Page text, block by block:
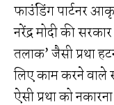
फाउंडिंग पार्टनर
नरेंद्र मोदी की
तलाक’ जैसी प्रथा
लिए काम करने वाले
ऐसी प्रथा को